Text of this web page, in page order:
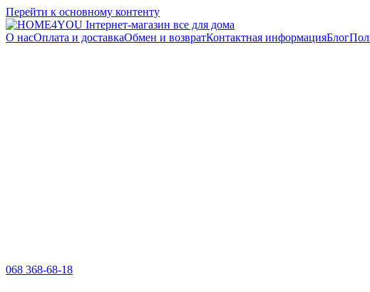
Перейти к основному контенту
О насОплата и доставкаОбмен и возвратКонтактная информацияБлог
068 368-68-18